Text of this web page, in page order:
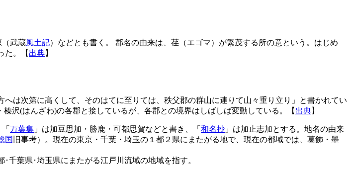
（武蔵風土記）などとも書く。 郡名の由来は、荏（エゴマ）が繁茂する所の意という。はじめ
た。【 出典】
は次第に高くして、そのはてに至りては、秩父郡の群山に連りて山々重り立り」と書かれてい
沢(はんざわ)の各郡と接しているが、各郡との境界はしばしば変動している。【 出典】
万葉集 」は加豆思加・勝鹿・可都思賀などと書き、「 和名抄 」は加止志加とする。地名の由来
国 旧事考）。現在の東京・千葉・埼玉の１都２県にまたがる地で、現在の都域では、葛飾・墨
葉県･埼玉県にまたがる江戸川流域の地域を指す。